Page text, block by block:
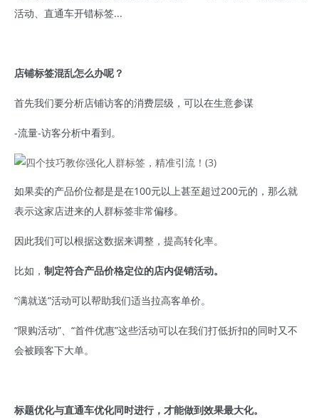
活动、直通车开错标签...
店铺标签混乱怎么办呢？
首先我们要分析店铺访客的消费层级，可以在生意参谋
-流量-访客分析中看到。
如果卖的产品价位都是是在100元以上甚至超过200元的，那么就
表示这家店进来的人群标签非常偏移。
因此我们可以根据这数据来调整，提高转化率。
比如， 制定符合产品价格定位的店内促销活动。
“满就送”活动可以帮助我们适当拉高客单价。
“限购活动”、“首件优惠”这些活动可以在我们打低折扣的同时又不
会被顾客下大单。
标题优化与直通车优化同时进行，才能做到效果最大化。